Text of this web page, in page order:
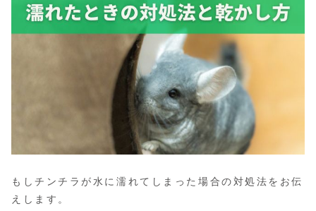
もしチンチラが水に濡れてしまった場合の対処法をお伝
えします。